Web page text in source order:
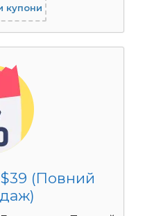
купони
(Повний